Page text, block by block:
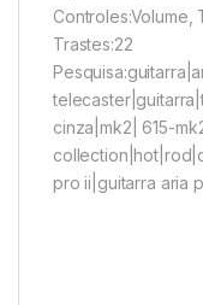
Controles:Volume,
Trastes:22
cinza|mk2| 615-
pro ii|guitarra aria